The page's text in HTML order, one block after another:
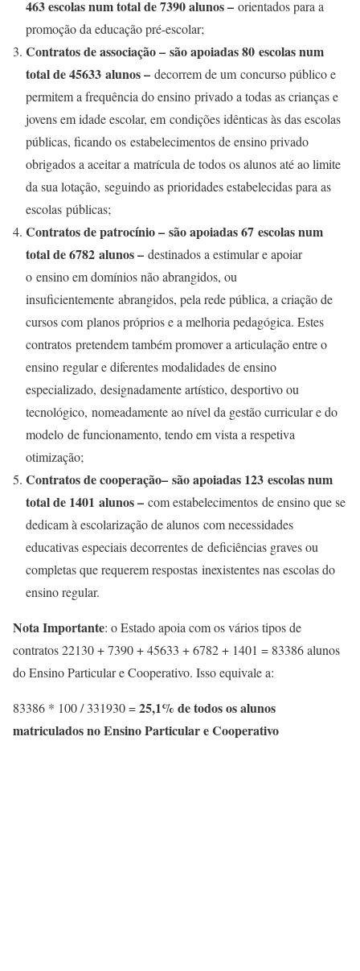
463 escolas num total de 7390 alunos – orientados para a
promoção da educação pré-escolar;
Contratos de associação – são apoiadas 80 escolas num
total de 45633 alunos – decorrem de um concurso público e
permitem a frequência do ensino privado a todas as crianças e
jovens em idade escolar, em condições idênticas às das escolas
públicas, ficando os estabelecimentos de ensino privado
obrigados a aceitar a matrícula de todos os alunos até ao limite
da sua lotação, seguindo as prioridades estabelecidas para as
escolas públicas;
Contratos de patrocínio – são apoiadas 67 escolas num
total de 6782 alunos – destinados a estimular e apoiar
o ensino em domínios não abrangidos, ou
insuficientemente abrangidos, pela rede pública, a criação de
cursos com planos próprios e a melhoria pedagógica. Estes
contratos pretendem também promover a articulação entre o
ensino regular e diferentes modalidades de ensino
especializado, designadamente artístico, desportivo ou
tecnológico, nomeadamente ao nível da gestão curricular e do
modelo de funcionamento, tendo em vista a respetiva
otimização;
Contratos de cooperação– são apoiadas 123 escolas num
total de 1401 alunos – com estabelecimentos de ensino que se
dedicam à escolarização de alunos com necessidades
educativas especiais decorrentes de deficiências graves ou
completas que requerem respostas inexistentes nas escolas do
ensino regular.
Nota Importante: o Estado apoia com os vários tipos de
contratos 22130 + 7390 + 45633 + 6782 + 1401 = 83386 alunos
do Ensino Particular e Cooperativo. Isso equivale a:
83386 * 100 / 331930 =25,1% de todos os alunos
matriculados no Ensino Particular e Cooperativo